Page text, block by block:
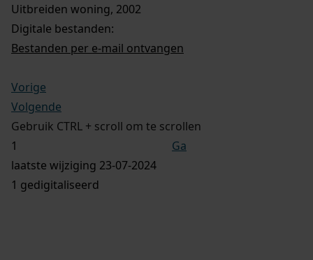
Uitbreiden woning, 2002
Digitale bestanden:
Bestanden per e-mail ontvangen
Vorige
Volgende
Gebruik CTRL + scroll om te scrollen
Ga
laatste wijziging 23-07-2024
1 gedigitaliseerd